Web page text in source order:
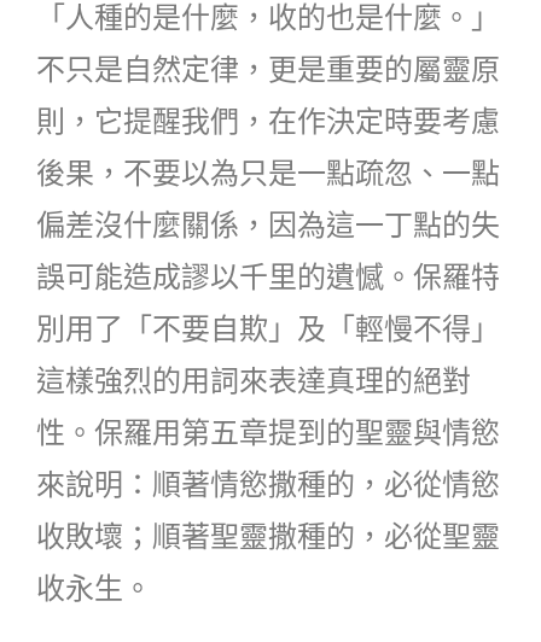
「人種的是什麼，收的也是什麼。」
不只是自然定律，更是重要的屬靈原
則，它提醒我們，在作決定時要考慮
後果，不要以為只是一點疏忽、一點
偏差沒什麼關係，因為這一丁點的失
誤可能造成謬以千里的遺憾。保羅特
別用了「不要自欺」及「輕慢不得」
這樣強烈的用詞來表達真理的絕對
性。保羅用第五章提到的聖靈與情慾
來說明：順著情慾撒種的，必從情慾
收敗壞；順著聖靈撒種的，必從聖靈
收永生。